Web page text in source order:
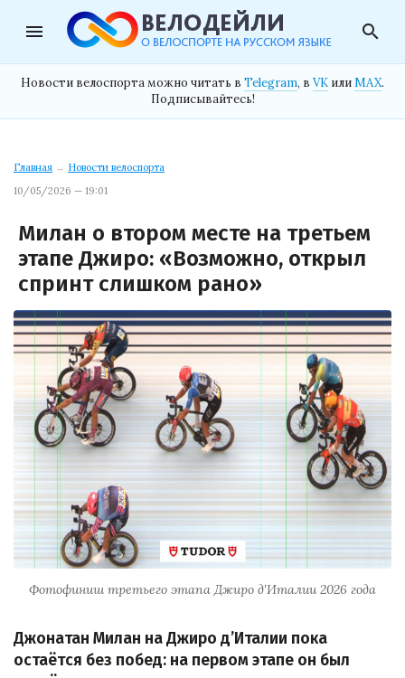
menu search
Новости велоспорта можно читать в Telegram, в VK илиMAX.
Подписывайтесь!
Главная → Новости велоспорта
10/05/2026 — 19:01
Милан о втором месте на третьем
этапе Джиро: «Возможно, открыл
спринт слишком рано»
Фотофиниш третьего этапа Джиро д'Италии 2026 года
Джонатан Милан на Джиро д’Италии пока
остаётся без побед: на первом этапе он был